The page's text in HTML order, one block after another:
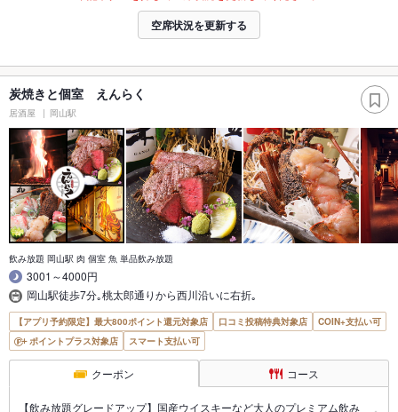
空席状況を更新する
炭焼きと個室 えんらく
居酒屋 岡山駅
飲み放題 岡山駅 肉 個室 魚 単品飲み放題
3001～4000円
岡山駅徒歩7分｡桃太郎通りから西川沿いに右折｡
【アプリ予約限定】最大800ポイント還元対象店 口コミ投稿特典対象店
COIN+支払い可
ポイントプラス対象店
スマート支払い可
クーポン コース
【飲み放題グレードアップ】国産ウイスキーなど大人のプレミアム飲み